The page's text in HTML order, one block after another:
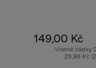
149,00 Kč
Včetně částky
25,86 Kč